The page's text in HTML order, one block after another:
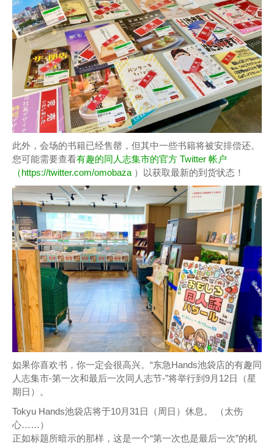
此外，会场的书籍已经售罄，但其中一些书籍将被安排偿还。
您可能需要查看有趣的同人志集市的官方 Twitter 帐户
（https://twitter.com/omobaza ）以获取最新的到货状态！
如果你喜欢书，你一定会很高兴。“东急Hands池袋店的有趣同
人志集市-第一次和最后一次同人志节-”将举行到9月12日（星
期日）。
Tokyu Hands池袋店将于10月31日（周日）休息。 （太伤
心……）
正如标题所暗示的那样，这是一个“第一次也是最后一次”的机